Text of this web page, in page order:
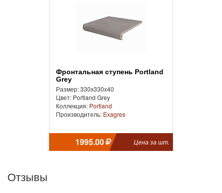
Фронтальная ступень Portland
Grey
Размер: 330x330x40
Цвет: Portland Grey
Коллекция: Portland
Производитель: Exagres
1995.00 Цена за шт.
Отзывы